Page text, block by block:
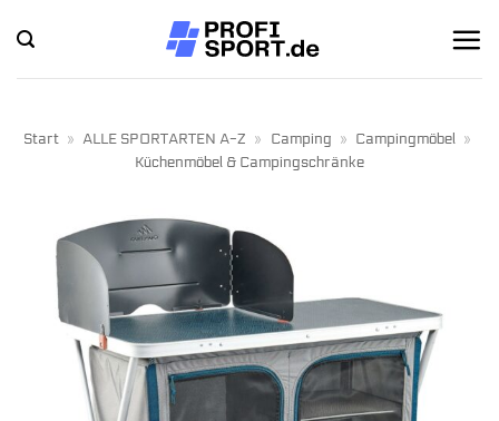
Inhalt
springen
Start » ALLE SPORTARTEN A-Z » Camping » Campingmöbel »
Küchenmöbel & Campingschränke